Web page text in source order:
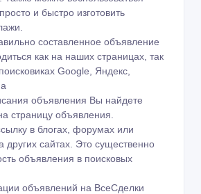
и быстро изготовить
составленное объявление
как на наших страницах, так
Google, Яндекс,
объявления Вы найдете
страницу объявления.
в блогах, форумах или
других сайтах. Это существенно
объявления в поисковых
объявлений на ВсеСделки